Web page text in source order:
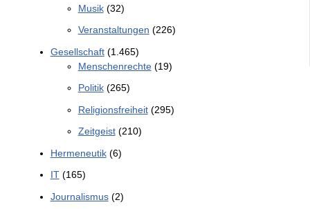
Musik(32)
Veranstaltungen (226)
Gesellschaft(1.465)
Menschenrechte(19)
Politik(265)
Religionsfreiheit(295)
Zeitgeist(210)
Hermeneutik(6)
IT(165)
Journalismus(2)